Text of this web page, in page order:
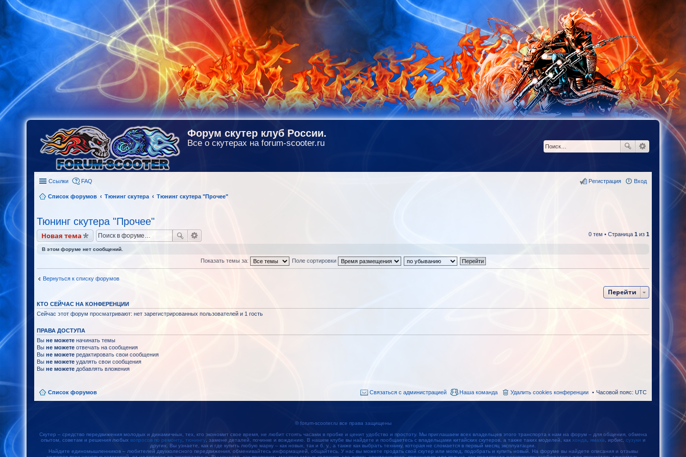
Форум скутер клуб России.
Все о скутерах на forum-scooter.ru
Ссылки FAQ Вход
Регистрация
Список форумов Тюнинг скутера Тюнинг скутера "Прочее"
Тюнинг скутера "Прочее"
Новая тема 0 тем • Страница 1 из 1
В этом форуме нет сообщений.
Показать темы за: Поле сортировки
Вернуться к списку форумов
Перейти
КТО СЕЙЧАС НА КОНФЕРЕНЦИИ
Сейчас этот форум просматривают: нет зарегистрированных пользователей и 1 гость
ПРАВА ДОСТУПА
Выне можете начинать темы
Выне можете отвечать на сообщения
Выне можете редактировать свои сообщения
Выне можете удалять свои сообщения
Выне можете добавлять вложения
Список форумов Часовой пояс: UTC
Удалить cookies конференции
Наша команда
Связаться с администрацией
© forum-scooter.ru все права защищены
Скутер – средство передвижения молодых и динамичных, тех, кто экономит свое время, не любит стоять часами в пробке и ценит удобство и простоту. Мы приглашаем всех владельцев этого транспорта к нам на форум – для общения, обмена
опытом, советам и решения любых вопросов по ремонту, тюнингу, замене деталей, починке и вождению. В нашем клубе вы найдете и пообщаетесь с владельцами китайских скутеров, а также таких моделей, как хонда ямаха , ирбис, сузуки и
других. Вы узнаете, как и где купить любую марку – как новых, так и б. у., а также как выбрать технику, которая не сломается в первый месяц эксплуатации.
Найдите единомышленников – любителей двухколесного передвижения, обменивайтесь информацией, общайтесь. У нас вы можете продать свой скутер или мопед, подобрать и купить новый. На форуме вы найдете описания и отзывы